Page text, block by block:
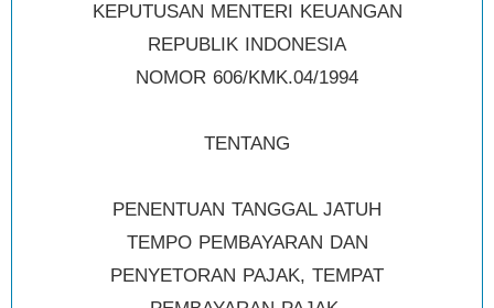
KEPUTUSAN MENTERI KEUANGAN
REPUBLIK INDONESIA
NOMOR 606/KMK.04/1994
TENTANG
PENENTUAN TANGGAL JATUH
TEMPO PEMBAYARAN DAN
PENYETORAN PAJAK, TEMPAT